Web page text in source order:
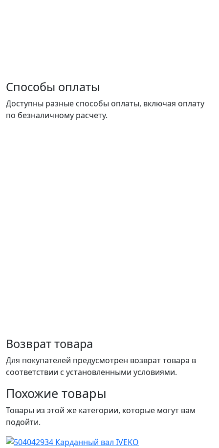
Способы оплаты
Доступны разные способы оплаты, включая оплату
по безналичному расчету.
Возврат товара
Для покупателей предусмотрен возврат товара в
соответствии с установленными условиями.
Похожие товары
Товары из этой же категории, которые могут вам
подойти.